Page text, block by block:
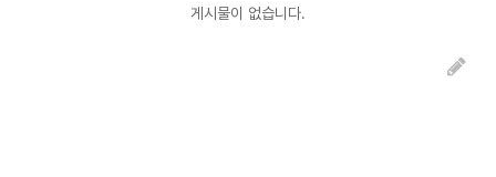
게시물이 없습니다.